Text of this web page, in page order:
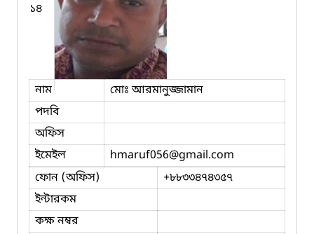
১৪
নাম
মোঃ আরমানুজ্জামান
পদবি
অফিস
ইমেইল
hmaruf056@gmail.com
ফোন (অফিস)
+৮৮৩৩৪৭৪৩৫৭
ইন্টারকম
কক্ষ নম্বর